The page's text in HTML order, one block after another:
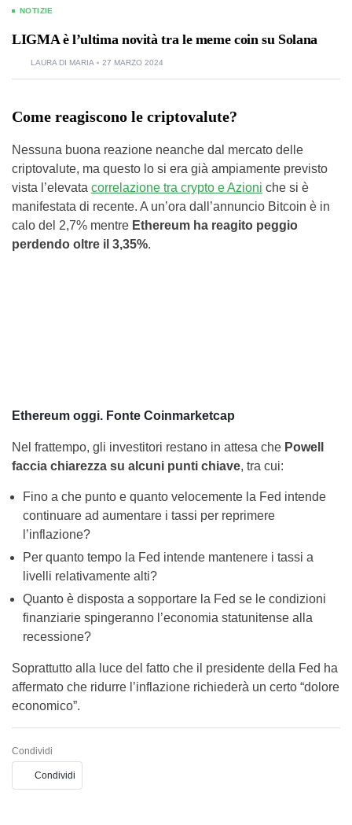
NOTIZIE
LIGMA è l’ultima novità tra le meme coin su Solana
LAURA DI MARIA 27 MARZO 2024
Come reagiscono le criptovalute?
Nessuna buona reazione neanche dal mercato delle
criptovalute, ma questo lo si era già ampiamente previsto
vista l’elevata correlazione tra crypto e Azioni che si è
manifestata di recente. A un’ora dall’annuncio Bitcoin è in
calo del 2,7% mentre Ethereum ha reagito peggio
perdendo oltre il 3,35%.
Ethereum oggi. Fonte Coinmarketcap
Nel frattempo, gli investitori restano in attesa che Powell
faccia chiarezza su alcuni punti chiave, tra cui:
Fino a che punto e quanto velocemente la Fed intende
continuare ad aumentare i tassi per reprimere
l’inflazione?
Per quanto tempo la Fed intende mantenere i tassi a
livelli relativamente alti?
Quanto è disposta a sopportare la Fed se le condizioni
finanziarie spingeranno l’economia statunitense alla
recessione?
Soprattutto alla luce del fatto che il presidente della Fed ha
affermato che ridurre l’inflazione richiederà un certo “dolore
economico”.
Condividi
Condividi